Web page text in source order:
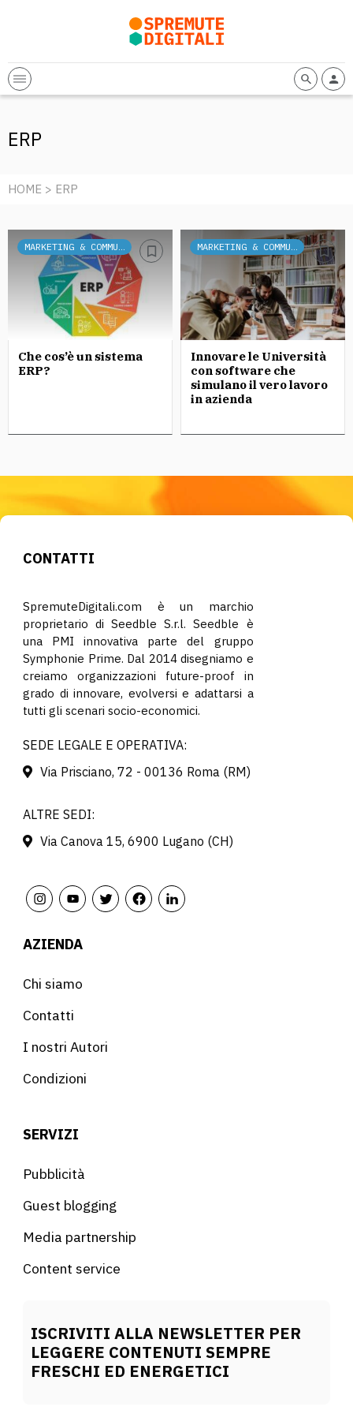
ERP
HOME > ERP
MARKETING & COMMUNICATION
Che cos’è un sistema
ERP?
MARKETING & COMMUNICATION
Innovare le Università
con software che
simulano il vero lavoro
in azienda
CONTATTI
SpremuteDigitali.com è un marchio
proprietario di Seedble S.r.l. Seedble è
una PMI innovativa parte del gruppo
Symphonie Prime. Dal 2014 disegniamo e
creiamo organizzazioni future-proof in
grado di innovare, evolversi e adattarsi a
tutti gli scenari socio-economici.
SEDE LEGALE E OPERATIVA:
Via Prisciano, 72 - 00136 Roma (RM)
ALTRE SEDI:
Via Canova 15, 6900 Lugano (CH)
AZIENDA
Chi siamo
Contatti
I nostri Autori
Condizioni
SERVIZI
Pubblicità
Guest blogging
Media partnership
Content service
ISCRIVITI ALLA NEWSLETTER PER
LEGGERE CONTENUTI SEMPRE
FRESCHI ED ENERGETICI